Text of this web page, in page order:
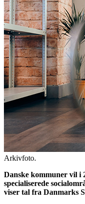
Arkivfoto.
Danske kommuner vil i
specialiserede
viser tal fra Danmarks